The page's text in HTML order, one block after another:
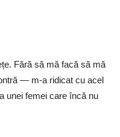
Fără să mă facă să mă
— m-a ridicat cu acel
unei femei care încă nu